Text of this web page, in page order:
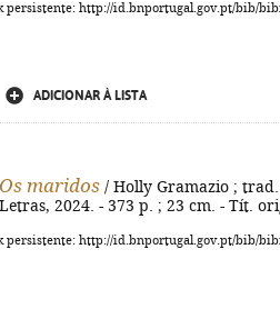
persistente: http://id.bnportugal.gov.pt/bib/
ADICIONAR À LISTA
Os maridos / Holly Gramazio ; trad.
2024. - 373 p. ; 23 cm. - Tít.
persistente: http://id.bnportugal.gov.pt/bib/